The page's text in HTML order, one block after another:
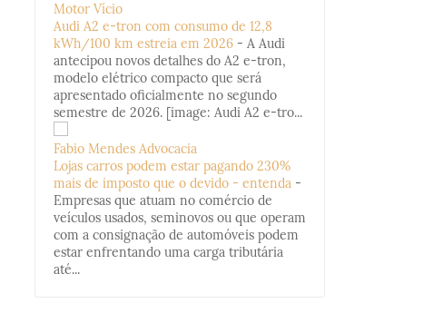
Motor Vício
Audi A2 e-tron com consumo de 12,8
kWh/100 km estreia em 2026 - A Audi
antecipou novos detalhes do A2 e-tron,
modelo elétrico compacto que será
apresentado oficialmente no segundo
semestre de 2026. [image: Audi A2 e-tro...
Fabio Mendes Advocacia
Lojas carros podem estar pagando 230%
mais de imposto que o devido - entenda -
Empresas que atuam no comércio de
veículos usados, seminovos ou que operam
com a consignação de automóveis podem
estar enfrentando uma carga tributária
até...